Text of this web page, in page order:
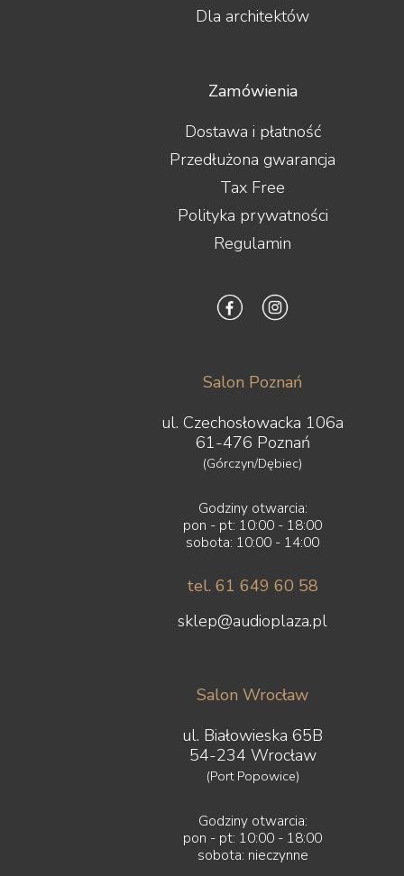
Dla architektów
Zamówienia
Dostawa i płatność
Przedłużona gwarancja
Tax Free
Polityka prywatności
Regulamin
Salon Poznań
ul. Czechosłowacka 106a
61-476 Poznań
(Górczyn/Dębiec)
Godziny otwarcia:
pon - pt: 10:00 - 18:00
sobota: 10:00 - 14:00
tel. 61 649 60 58
sklep@audioplaza.pl
Salon Wrocław
ul. Białowieska 65B
54-234 Wrocław
(Port Popowice)
Godziny otwarcia:
pon - pt: 10:00 - 18:00
sobota: nieczynne